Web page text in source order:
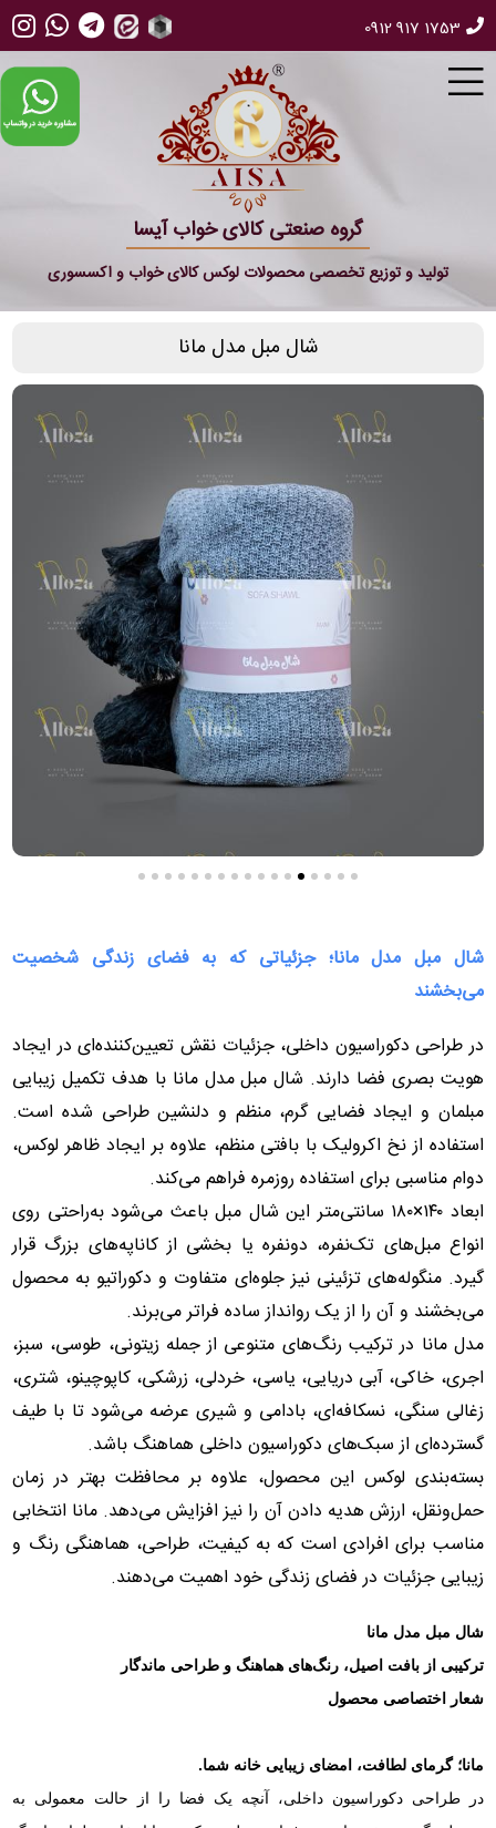
0912 917 1753
گروه صنعتی کالای خواب آیسا
تولید و توزیع تخصصی محصولات لوکس کالای خواب و اکسسوری
شال مبل مدل مانا
شال مبل مدل مانا؛ جزئیاتی که به فضای زندگی شخصیت
می‌بخشند
در طراحی دکوراسیون داخلی، جزئیات نقش تعیین‌کننده‌ای در ایجاد
هویت بصری فضا دارند. شال مبل مدل مانا با هدف تکمیل زیبایی
مبلمان و ایجاد فضایی گرم، منظم و دلنشین طراحی شده است.
استفاده از نخ اکرولیک با بافتی منظم، علاوه بر ایجاد ظاهر لوکس،
دوام مناسبی برای استفاده روزمره فراهم می‌کند.
ابعاد ۱۴۰×۱۸۰ سانتی‌متر این شال مبل باعث می‌شود به‌راحتی روی
انواع مبل‌های تک‌نفره، دونفره یا بخشی از کاناپه‌های بزرگ قرار
گیرد. منگوله‌های تزئینی نیز جلوه‌ای متفاوت و دکوراتیو به محصول
می‌بخشند و آن را از یک روانداز ساده فراتر می‌برند.
مدل مانا در ترکیب رنگ‌های متنوعی از جمله زیتونی، طوسی، سبز،
اجری، خاکی، آبی دریایی، یاسی، خردلی، زرشکی، کاپوچینو، شتری،
زغالی سنگی، نسکافه‌ای، بادامی و شیری عرضه می‌شود تا با طیف
گسترده‌ای از سبک‌های دکوراسیون داخلی هماهنگ باشد.
بسته‌بندی لوکس این محصول، علاوه بر محافظت بهتر در زمان
حمل‌ونقل، ارزش هدیه دادن آن را نیز افزایش می‌دهد. مانا انتخابی
مناسب برای افرادی است که به کیفیت، طراحی، هماهنگی رنگ و
زیبایی جزئیات در فضای زندگی خود اهمیت می‌دهند.
شال مبل مدل مانا
ترکیبی از بافت اصیل، رنگ‌های هماهنگ و طراحی ماندگار
شعار اختصاصی محصول
مانا؛ گرمای لطافت، امضای زیبایی خانه شما.
در طراحی دکوراسیون داخلی، آنچه یک فضا را از حالت معمولی به